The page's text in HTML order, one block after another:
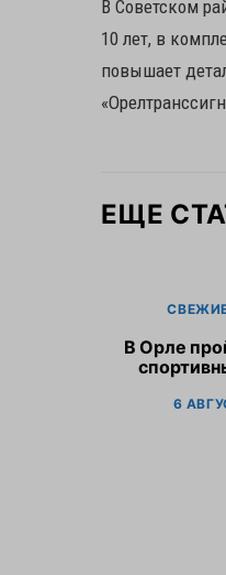
В Советском
10 лет, в
повышает
ЕЩЕ
В Орле
6